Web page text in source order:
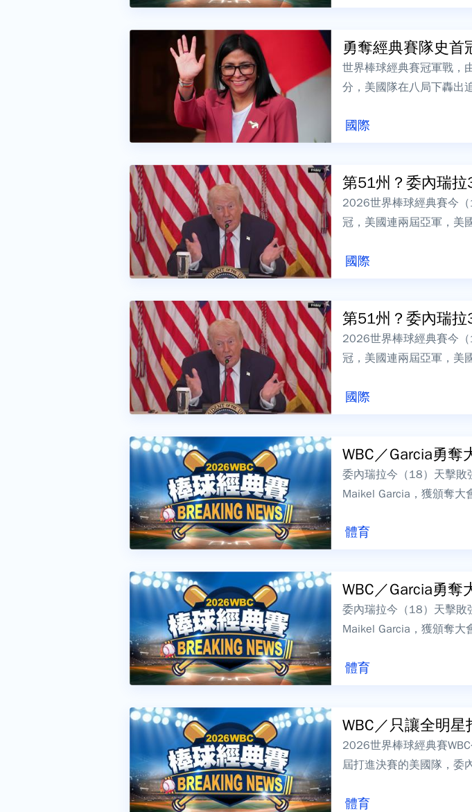
國際
勇奪經典賽隊史
世界棒球經典賽冠軍戰，
分，美國隊在八局下轟出
國際
第51州？委內瑞
2026世界棒球經典賽今
冠，美國連兩屆亞軍，美
國際
第51州？委內瑞
2026世界棒球經典賽今
冠，美國連兩屆亞軍，美
體育
WBC／Garcia勇奪
委內瑞拉今（18）天擊敗
Maikel Garcia，獲頒奪大
體育
WBC／Garcia勇奪
委內瑞拉今（18）天擊敗
Maikel Garcia，獲頒奪大
體育
WBC／只讓全明
2026世界棒球經典賽
屆打進決賽的美國隊，委